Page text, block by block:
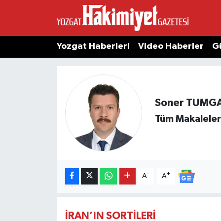
Yozgat Haberleri Video Haberler
Soner
Tüm
A- A+
İRAN’IN SORTİLERİ